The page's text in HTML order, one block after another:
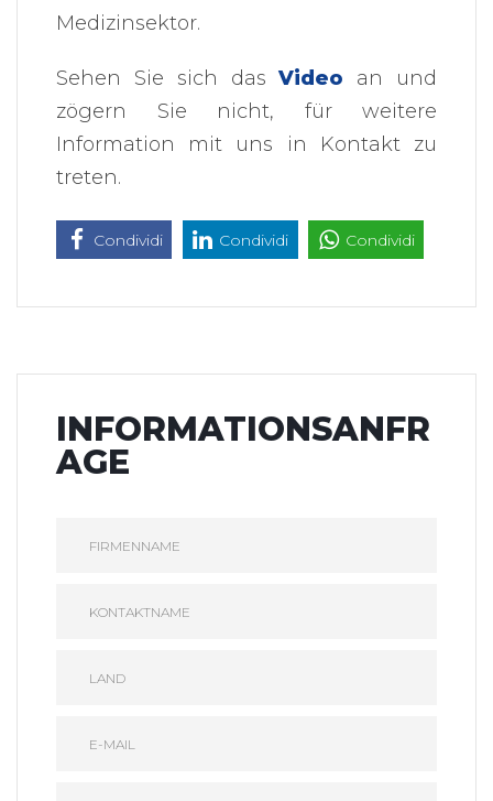
Medizinsektor.
Sehen Sie sich dasVideo an und
zögern Sie nicht, für weitere
Information mit uns in Kontakt zu
treten.
Condividi Condividi Condividi
INFORMATIONSANFR
AGE